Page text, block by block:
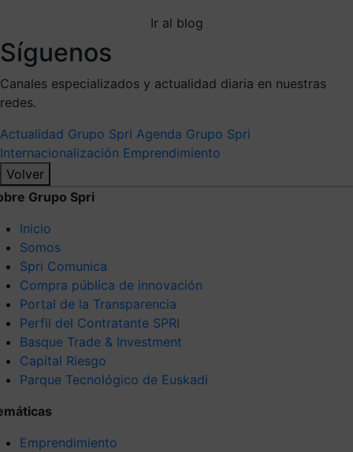
Ir al blog
Síguenos
Canales especializados y actualidad diaria en nuestras
redes.
Actualidad Grupo Spri Agenda Grupo Spri
Internacionalización Emprendimiento
Volver
Grupo Spri
Inicio
Somos
Spri Comunica
Compra pública de innovación
Portal de la Transparencia
Perfil del Contratante SPRI
Basque Trade & Investment
Capital Riesgo
Parque Tecnológico de Euskadi
Emprendimiento